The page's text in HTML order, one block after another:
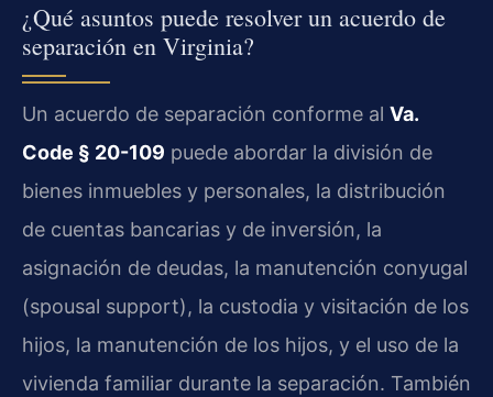
¿Qué asuntos puede resolver un acuerdo de
separación en Virginia?
Un acuerdo de separación conforme al Va.
Code § 20-109 puede abordar la división de
bienes inmuebles y personales, la distribución
de cuentas bancarias y de inversión, la
asignación de deudas, la manutención conyugal
(spousal support), la custodia y visitación de los
hijos, la manutención de los hijos, y el uso de la
vivienda familiar durante la separación. También